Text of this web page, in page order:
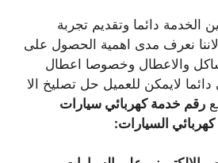
دائما وتقديم تجربة
نعرف مدى اهمية الحصول على
والاعطال وخصوصا اعطال
دائما لايمكن للعميل حل تصليخ الا
رقم خدمة كهربائي سيارات
السيارات: